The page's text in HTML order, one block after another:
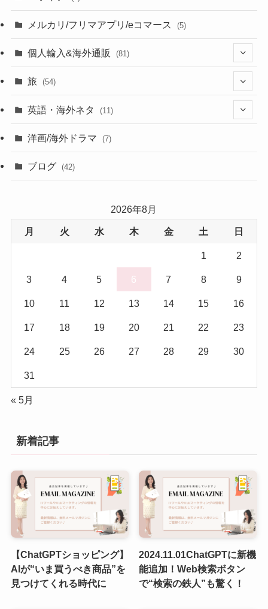
メルカリ/フリマアプリ/eコマース (5)
個人輸入&海外通販 (81)
旅 (54)
(43)
(6)
(5)
英語・海外ネタ (11)
洋画/海外ドラマ (7)
ブログ (42)
2026年8月
月 火 水 木 金 土 日
1 2
3 4 5 6 7 8 9
10 11 12 13 14 15 16
17 18 19 20 21 22 23
24 25 26 27 28 29 30
31
« 5月
新着記事
【ChatGPTショッピング】
AIが“いま買うべき商品”を
見つけてくれる時代に
2024.11.01ChatGPTに新機
能追加！Web検索ボタン
で“検索の鉄人”も驚く！